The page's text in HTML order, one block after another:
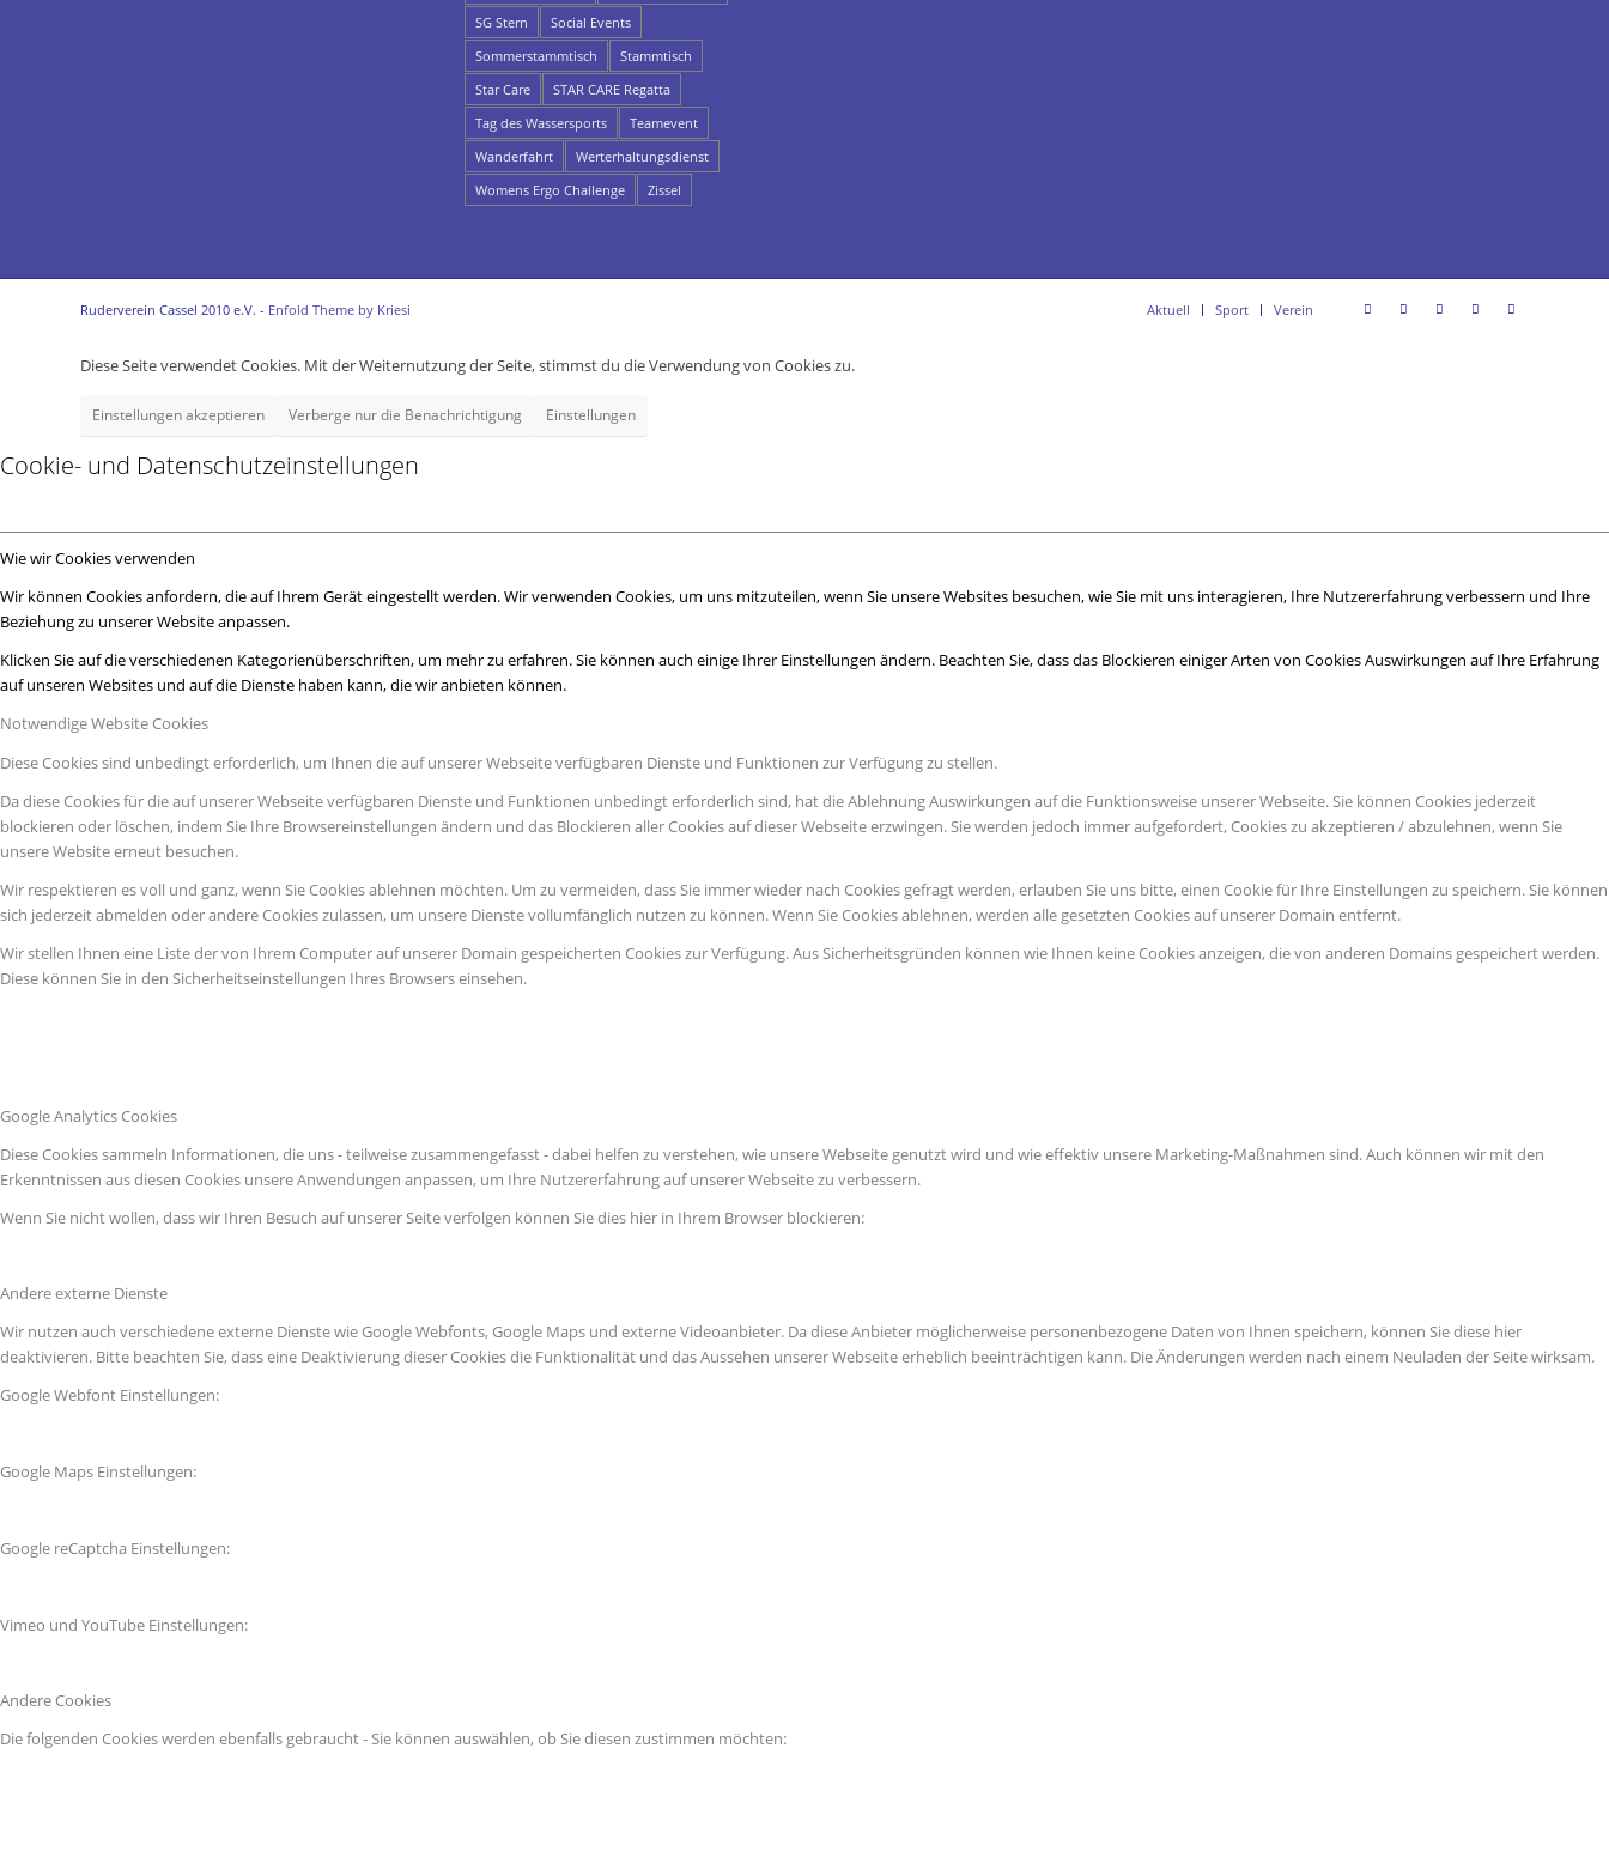
SG Stern
Social Events
Sommerstammtisch
Stammtisch
Star Care
STAR CARE Regatta
Tag des Wassersports
Teamevent
Wanderfahrt
Werterhaltungsdienst
Womens Ergo Challenge
Zissel
Ruderverein Cassel 2010 e.V. - Enfold Theme by Kriesi Aktuell Sport Verein
Diese Seite verwendet Cookies. Mit der Weiternutzung der Seite, stimmst du die Verwendung von Cookies zu.
Einstellungen akzeptieren Verberge nur die Benachrichtigung Einstellungen
Cookie- und Datenschutzeinstellungen
Wie wir Cookies verwenden
Wir können Cookies anfordern, die auf Ihrem Gerät eingestellt werden. Wir verwenden Cookies, um uns mitzuteilen, wenn Sie unsere Websites besuchen, wie Sie mit uns interagieren, Ihre Nutzererfahrung verbessern und Ihre
Beziehung zu unserer Website anpassen.
Klicken Sie auf die verschiedenen Kategorienüberschriften, um mehr zu erfahren. Sie können auch einige Ihrer Einstellungen ändern. Beachten Sie, dass das Blockieren einiger Arten von Cookies Auswirkungen auf Ihre Erfahrung
auf unseren Websites und auf die Dienste haben kann, die wir anbieten können.
Notwendige Website Cookies
Diese Cookies sind unbedingt erforderlich, um Ihnen die auf unserer Webseite verfügbaren Dienste und Funktionen zur Verfügung zu stellen.
Da diese Cookies für die auf unserer Webseite verfügbaren Dienste und Funktionen unbedingt erforderlich sind, hat die Ablehnung Auswirkungen auf die Funktionsweise unserer Webseite. Sie können Cookies jederzeit
blockieren oder löschen, indem Sie Ihre Browsereinstellungen ändern und das Blockieren aller Cookies auf dieser Webseite erzwingen. Sie werden jedoch immer aufgefordert, Cookies zu akzeptieren / abzulehnen, wenn Sie
unsere Website erneut besuchen.
Wir respektieren es voll und ganz, wenn Sie Cookies ablehnen möchten. Um zu vermeiden, dass Sie immer wieder nach Cookies gefragt werden, erlauben Sie uns bitte, einen Cookie für Ihre Einstellungen zu speichern. Sie können
sich jederzeit abmelden oder andere Cookies zulassen, um unsere Dienste vollumfänglich nutzen zu können. Wenn Sie Cookies ablehnen, werden alle gesetzten Cookies auf unserer Domain entfernt.
Wir stellen Ihnen eine Liste der von Ihrem Computer auf unserer Domain gespeicherten Cookies zur Verfügung. Aus Sicherheitsgründen können wie Ihnen keine Cookies anzeigen, die von anderen Domains gespeichert werden.
Diese können Sie in den Sicherheitseinstellungen Ihres Browsers einsehen.
Google Analytics Cookies
Diese Cookies sammeln Informationen, die uns - teilweise zusammengefasst - dabei helfen zu verstehen, wie unsere Webseite genutzt wird und wie effektiv unsere Marketing-Maßnahmen sind. Auch können wir mit den
Erkenntnissen aus diesen Cookies unsere Anwendungen anpassen, um Ihre Nutzererfahrung auf unserer Webseite zu verbessern.
Wenn Sie nicht wollen, dass wir Ihren Besuch auf unserer Seite verfolgen können Sie dies hier in Ihrem Browser blockieren:
Andere externe Dienste
Wir nutzen auch verschiedene externe Dienste wie Google Webfonts, Google Maps und externe Videoanbieter. Da diese Anbieter möglicherweise personenbezogene Daten von Ihnen speichern, können Sie diese hier
deaktivieren. Bitte beachten Sie, dass eine Deaktivierung dieser Cookies die Funktionalität und das Aussehen unserer Webseite erheblich beeinträchtigen kann. Die Änderungen werden nach einem Neuladen der Seite wirksam.
Google Webfont Einstellungen:
Google Maps Einstellungen:
Google reCaptcha Einstellungen:
Vimeo und YouTube Einstellungen:
Andere Cookies
Die folgenden Cookies werden ebenfalls gebraucht - Sie können auswählen, ob Sie diesen zustimmen möchten: